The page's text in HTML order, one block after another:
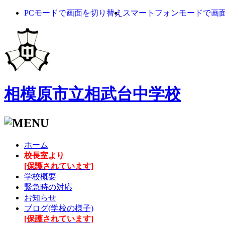
PCモードで画面を切り替え スマートフォンモードで画
相模原市立相武台中学校
ホーム
校長室より
[保護されています]
学校概要
緊急時の対応
お知らせ
ブログ(学校の様子)
[保護されています]